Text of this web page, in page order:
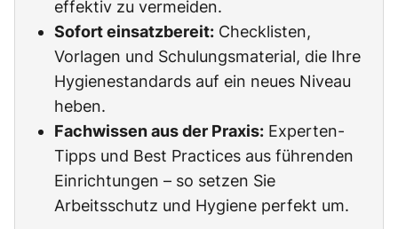
effektiv zu vermeiden.
Sofort einsatzbereit: Checklisten,
Vorlagen und Schulungsmaterial, die Ihre
Hygienestandards auf ein neues Niveau
heben.
Fachwissen aus der Praxis: Experten-
Tipps und Best Practices aus führenden
Einrichtungen – so setzen Sie
Arbeitsschutz und Hygiene perfekt um.